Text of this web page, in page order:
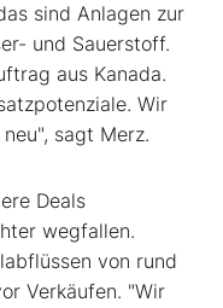
sind Anlagen zur
und Sauerstoff.
aus Kanada.
Wir
sagt Merz.
Deals
wegfallen.
von rund
Verkäufen. "Wir